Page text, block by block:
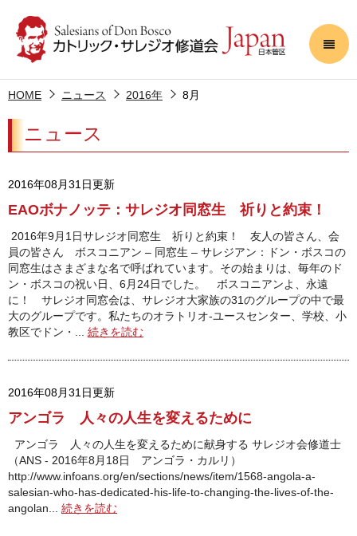
HOME ニュース 2016年 8月
ニュース
2016年08月31日更新
EAOボナノッテ：サレジオ同窓生 祈りと約束！
2016年9月1日サレジオ同窓生 祈りと約束！ 友人の皆さん、会
員の皆さん ボスコニアン – 同窓生 – サレジアン：ドン・ボスコの
同窓生はさまざまな名で呼ばれています。その始まりは、毎年のド
ン・ボスコの祝い日、6月24日でした。 ボスコニアンよ、永遠
に！ サレジオ同窓会は、サレジオ大家族の31のグループの中で最
大のグループです。私たちのオラトリオ‐ユースセンター、学校、小
教区でドン・... 続きを読む
2016年08月31日更新
アンゴラ 人々の人生を変えるために
アンゴラ 人々の人生を変えるために献身する サレジオ会修道士
（ANS - 2016年8月18日 アンゴラ・カルリ）
http://www.infoans.org/en/sections/news/item/1568-angola-a-
salesian-who-has-dedicated-his-life-to-changing-the-lives-of-the-
angolan... 続きを読む